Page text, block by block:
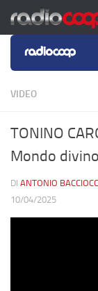
Salta al
VIDEO
TONINO
Mondo divino
DI ANTONIO
10/04/2025